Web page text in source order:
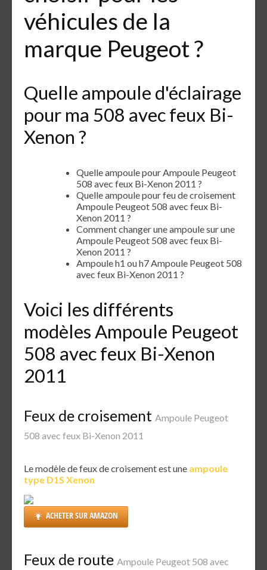
véhicules de la
marque Peugeot ?
Quelle ampoule d'éclairage
pour ma 508 avec feux Bi-
Xenon ?
Quelle ampoule pour Ampoule Peugeot
508 avec feux Bi-Xenon 2011 ?
Quelle ampoule pour feu de croisement
Ampoule Peugeot 508 avec feux Bi-
Xenon 2011 ?
Comment changer une ampoule sur une
Ampoule Peugeot 508 avec feux Bi-
Xenon 2011 ?
Ampoule h1 ou h7 Ampoule Peugeot 508
avec feux Bi-Xenon 2011 ?
Voici les différents
modèles Ampoule Peugeot
508 avec feux Bi-Xenon
2011
Feux de croisement Ampoule Peugeot
508 avec feux Bi-Xenon 2011
Le modèle de feux de croisement est une ampoule
type D1S Xenon
ACHETER SUR AMAZON
Feux de route Ampoule Peugeot 508 avec